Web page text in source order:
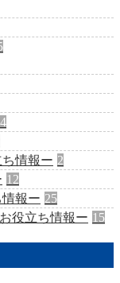
情報ー 2
12
報ー 25
役立ち情報ー 15